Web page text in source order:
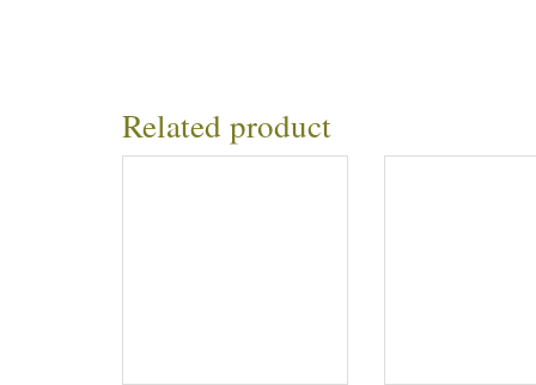
Related product